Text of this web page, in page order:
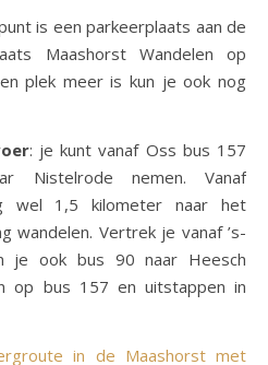
is een parkeerplaats aan de
Maashorst Wandelen op
plek meer is kun je ook nog
: je kunt vanaf Oss bus 157
Nistelrode nemen. Vanaf
wel 1,5 kilometer naar het
wandelen. Vertrek je vanaf ’s-
je ook bus 90 naar Heesch
op bus 157 en uitstappen in
in de Maashorst met